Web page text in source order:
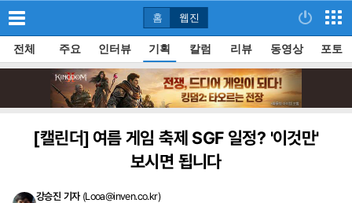
홈 웹진
전체 주요 인터뷰 기획 칼럼 리뷰 동영상 포토
[캘린더]여름 게임 축제 SGF 일정? '이것만'
보시면 됩니다
강승진 기자 (Looa@inven.co.kr)